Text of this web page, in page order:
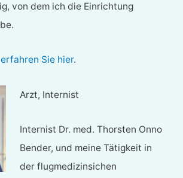
von dem ich die Einrichtung
Sie hier.
Arzt, Internist
Internist Dr. med. Thorsten Onno
Bender, und meine Tätigkeit in
der flugmedizinsichen